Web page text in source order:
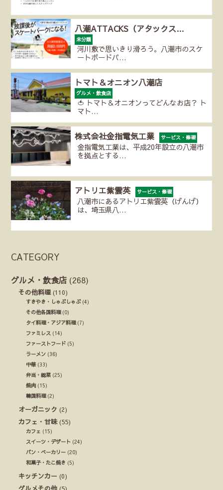
八潮ATTACKS（アタックス…
未分類
河川敷で思いきり滑ろう。八潮市のスケ
ートボードパ…
トマト＆オニオン八潮店
グルメ・飲食店
🍅 トマト＆オニオンってどんなお店？ ト
マト…
株式会社金指電気工業 サービス・修理
金指電気工業は、平成20年設立の八潮市
を拠点とする…
アトリエ紫雲英 サービス・修理
八潮市にあるアトリエ紫雲英（げんげ）
は、埼玉県八…
CATEGORY
グルメ・飲食店 (268)
その他料理 (110)
すきやき・しゃぶしゃぶ(4)
その他各国料理(0)
タイ料理・アジア料理(7)
ファミレス (14)
ファーストフード (5)
ラーメン (36)
中華(33)
弁当・総菜 (25)
焼肉 (15)
韓国料理(2)
オーガニック (2)
カフェ・甘味(55)
カフェ (15)
スイーツ・デザート (24)
パン・ベーカリー (20)
和菓子・たこ焼き (5)
キッチンカー (0)
グルメその他 (5)